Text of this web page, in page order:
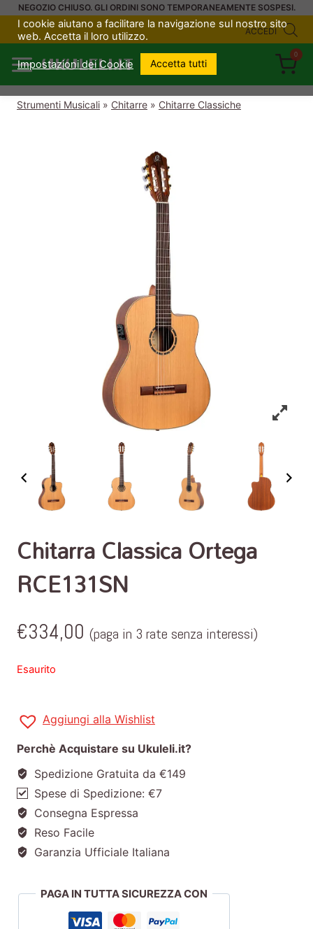
SaltaNEGOZIO CHIUSO. GLI ORDINI SONO TEMPORANEAMENTE SOSPESI.
ACCEDI
UKULELI.IT
0
Strumenti Musicali » Chitarre » Chitarre Classiche
Chitarra Classica Ortega
RCE131SN
€334,00 (paga in 3 rate senza interessi)
Esaurito
Aggiungi alla Wishlist
Perchè Acquistare su Ukuleli.it?
Spedizione Gratuita da €149
Spese di Spedizione: €7
Consegna Espressa
Reso Facile
Garanzia Ufficiale Italiana
PAGA IN TUTTA SICUREZZA CON
I cookie aiutano a facilitare la navigazione sul nostro sito
web. Accetta il loro utilizzo.
Impostazioni dei Cookie Accetta tutti